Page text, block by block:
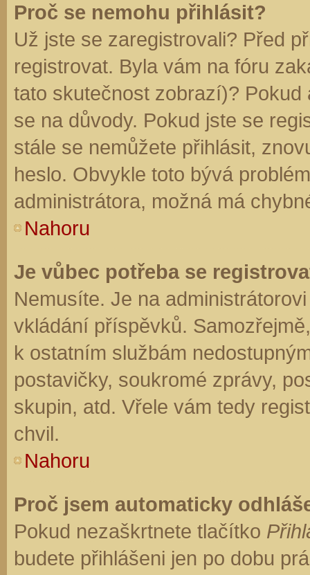
Proč se nemohu přihlásit?
Už jste se zaregistrovali? Před
registrovat. Byla vám na fóru
tato skutečnost zobrazí)?
se na důvody. Pokud jste se
stále se nemůžete přihlásit,
heslo. Obvykle toto bývá
administrátora, možná má
Nahoru
Je vůbec potřeba se
Nemusíte. Je na
vkládání příspěvků.
k ostatním službám
postavičky, soukromé zprávy,
skupin, atd. Vřele vám tedy
chvil.
Nahoru
Proč jsem automaticky
Pokud nezaškrtnete tlačítko
budete přihlášeni jen po dobu